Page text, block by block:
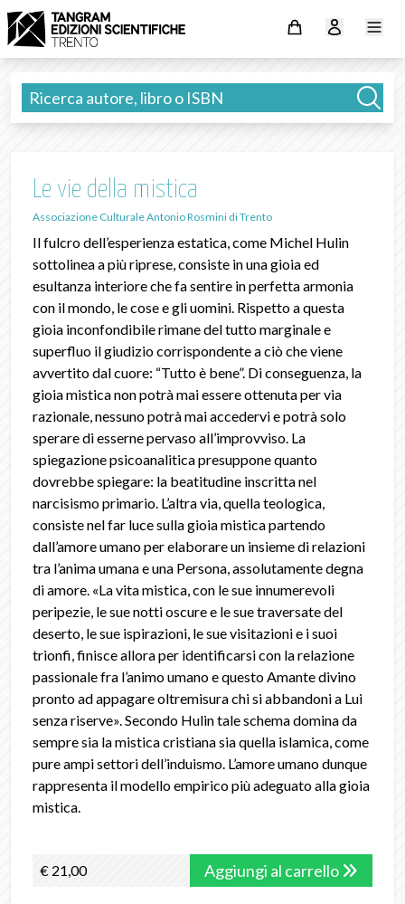
Le vie della mistica
Associazione Culturale Antonio Rosmini di Trento
Il fulcro dell’esperienza estatica, come Michel Hulin
sottolinea a più riprese, consiste in una gioia ed
esultanza interiore che fa sentire in perfetta armonia
con il mondo, le cose e gli uomini. Rispetto a questa
gioia inconfondibile rimane del tutto marginale e
superfluo il giudizio corrispondente a ciò che viene
avvertito dal cuore: “Tutto è bene”. Di conseguenza, la
gioia mistica non potrà mai essere ottenuta per via
razionale, nessuno potrà mai accedervi e potrà solo
sperare di esserne pervaso all’improvviso. La
spiegazione psicoanalitica presuppone quanto
dovrebbe spiegare: la beatitudine inscritta nel
narcisismo primario. L’altra via, quella teologica,
consiste nel far luce sulla gioia mistica partendo
dall’amore umano per elaborare un insieme di relazioni
tra l’anima umana e una Persona, assolutamente degna
di amore. «La vita mistica, con le sue innumerevoli
peripezie, le sue notti oscure e le sue traversate del
deserto, le sue ispirazioni, le sue visitazioni e i suoi
trionfi, finisce allora per identificarsi con la relazione
passionale fra l’animo umano e questo Amante divino
pronto ad appagare oltremisura chi si abbandoni a Lui
senza riserve». Secondo Hulin tale schema domina da
sempre sia la mistica cristiana sia quella islamica, come
pure ampi settori dell’induismo. L’amore umano dunque
rappresenta il modello empirico più adeguato alla gioia
mistica.
€ 21,00 Aggiungi al carrello